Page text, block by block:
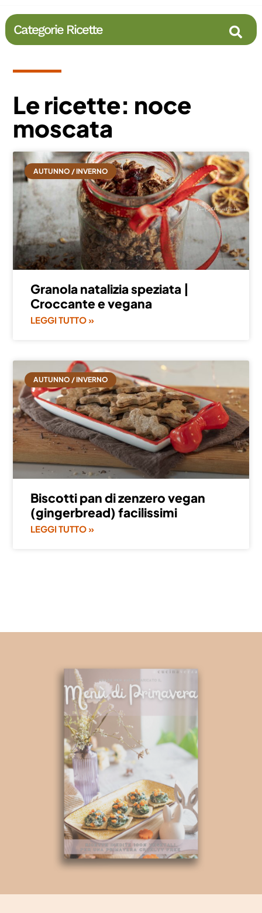
Categorie Ricette
Le ricette: noce
moscata
AUTUNNO / INVERNO
Granola natalizia speziata |
Croccante e vegana
LEGGI TUTTO »
AUTUNNO / INVERNO
Biscotti pan di zenzero vegan
(gingerbread) facilissimi
LEGGI TUTTO »